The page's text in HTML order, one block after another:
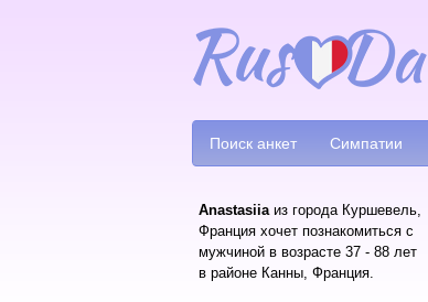
Поиск анкет Симпатии
Anastasiiaиз города Куршевель,
Франция хочет познакомиться с
мужчиной в возрасте 37 - 88 лет
в районе Канны, Франция.